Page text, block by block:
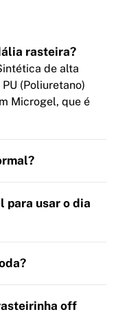
rasteira?
de alta
(Poliuretano)
Microgel, que é
para usar o dia
off